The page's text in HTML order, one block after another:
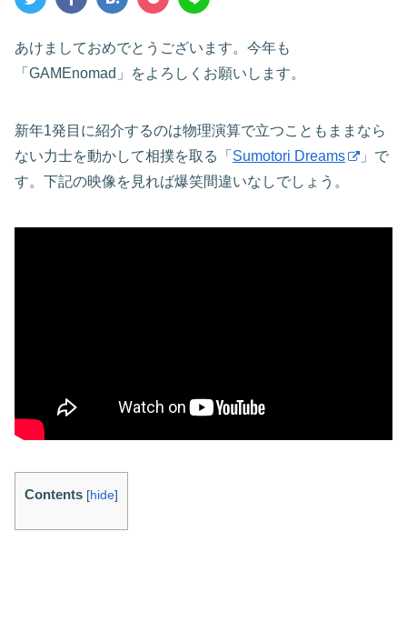
あけましておめでとうございます。今年も
「GAMEnomad」をよろしくお願いします。
新年1発目に紹介するのは物理演算で立つこともままなら
ない力士を動かして相撲を取る「 Sumotori Dreams
」で
す。下記の映像を見れば爆笑間違いなしでしょう。
Contents [hide]